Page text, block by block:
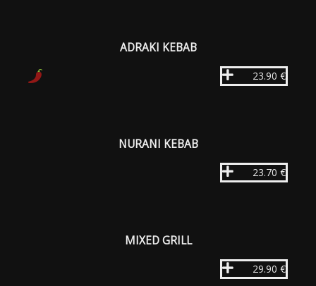
ADRAKI KEBAB
23.90 €
NURANI KEBAB
23.70 €
MIXED GRILL
29.90 €